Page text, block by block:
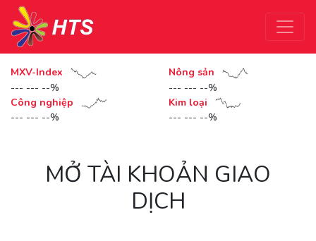
MXV-Index
--- --- --%
Nông sản
--- --- --%
Công nghiệp
--- --- --%
Kim loại
--- --- --%
MỞ TÀI KHOẢN GIAO
DỊCH